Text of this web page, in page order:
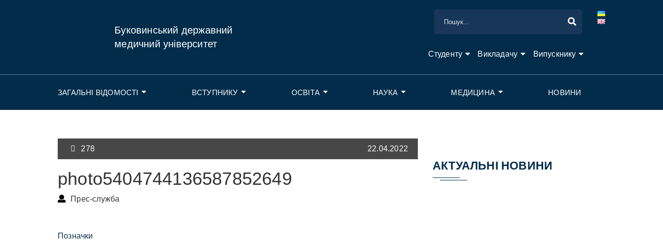
Буковинський державний
медичний університет
Студенту Викладачу Випускнику
ЗАГАЛЬНІ ВІДОМОСТІ ВСТУПНИКУ ОСВІТА НАУКА МЕДИЦИНА НОВИНИ
278 22.04.2022
photo5404744136587852649
Прес-служба
Позначки
АКТУАЛЬНІ НОВИНИ